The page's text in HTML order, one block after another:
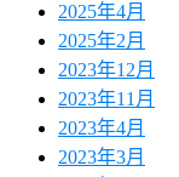
2025年4月
2025年2月
2023年12月
2023年11月
2023年4月
2023年3月